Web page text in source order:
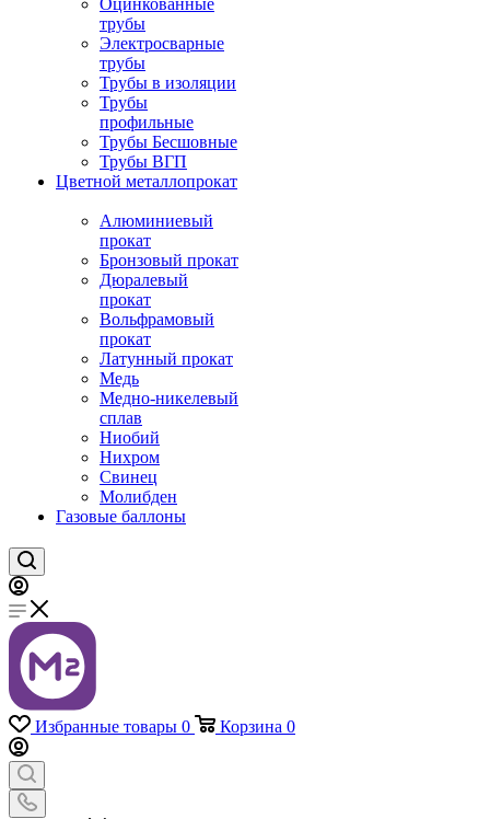
Оцинкованные
трубы
Электросварные
трубы
Трубы в изоляции
Трубы
профильные
Трубы Бесшовные
Трубы ВГП
Цветной металлопрокат
Алюминиевый
прокат
Бронзовый прокат
Дюралевый
прокат
Вольфрамовый
прокат
Латунный прокат
Медь
Медно-никелевый
сплав
Ниобий
Нихром
Свинец
Молибден
Газовые баллоны
Избранные товары 0 Корзина 0